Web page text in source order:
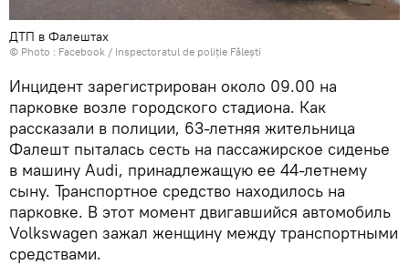
ДТП в Фалештах
© Photo : Facebook / Inspectoratul de poliție Fălești
Инцидент зарегистрирован около 09.00 на
парковке возле городского стадиона. Как
рассказали в полиции, 63-летняя жительница
Фалешт пыталась сесть на пассажирское сиденье
в машину Audi, принадлежащую ее 44-летнему
сыну. Транспортное средство находилось на
парковке. В этот момент двигавшийся автомобиль
Volkswagen зажал женщину между транспортными
средствами.